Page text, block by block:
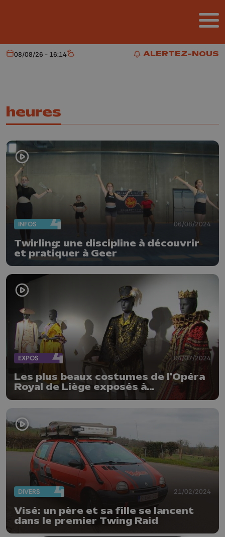
ALERTEZ-NOUS
ALERTEZ-NOUS
Aujourd'hui
08/08/26 - 16:14 Météo
heures
INFOS 06/08/2024
Twirling: une discipline à découvrir
et pratiquer à Geer
EXPOS 04/07/2024
Les plus beaux costumes de l'Opéra
Royal de Liège exposés à
DIVERS 21/02/2024
Visé: un père et sa fille se lancent
dans le premier Twing Raid